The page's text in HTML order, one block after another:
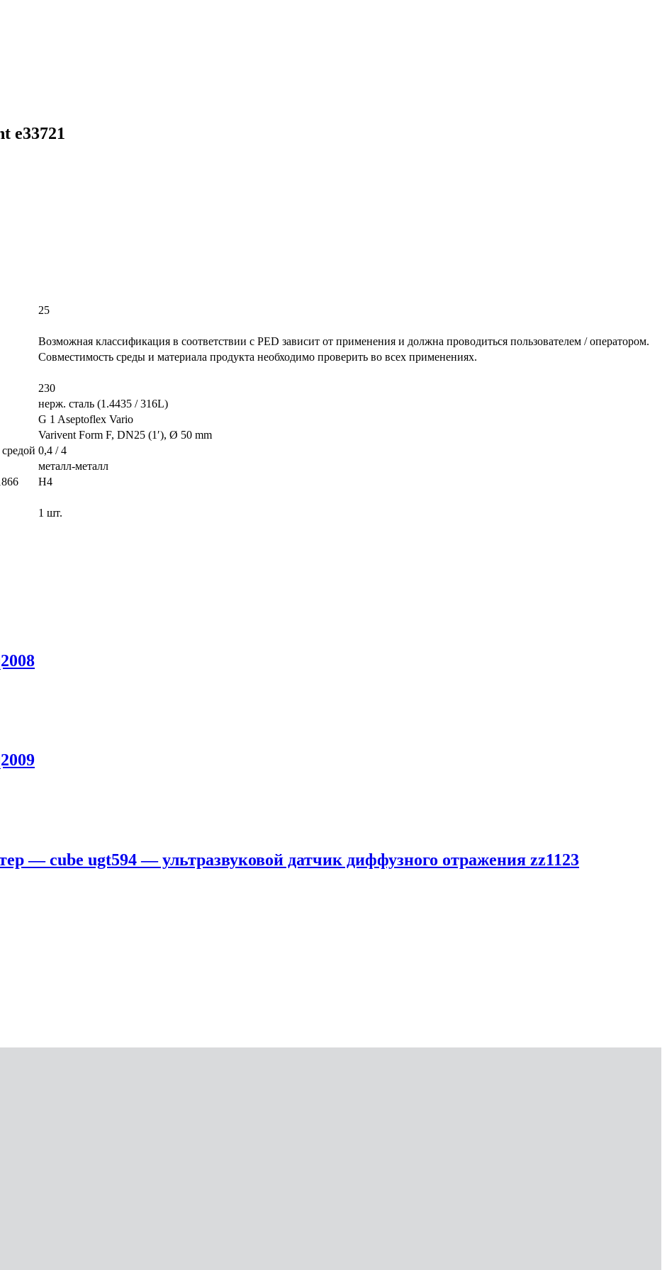
e33721
25
Возможная классификация в соответствии с PED зависит от применения и должна проводиться пользователем / оператором.
Совместимость среды и материала продукта необходимо проверить во всех применениях.
230
нерж. сталь (1.4435 / 316L)
G 1 Aseptoflex Vario
Varivent Form F, DN25 (1′), Ø 50 mm
0,4 / 4
металл-металл
H4
1 шт.
— cube ugt594 — ультразвуковой датчик диффузного отражения zz1123